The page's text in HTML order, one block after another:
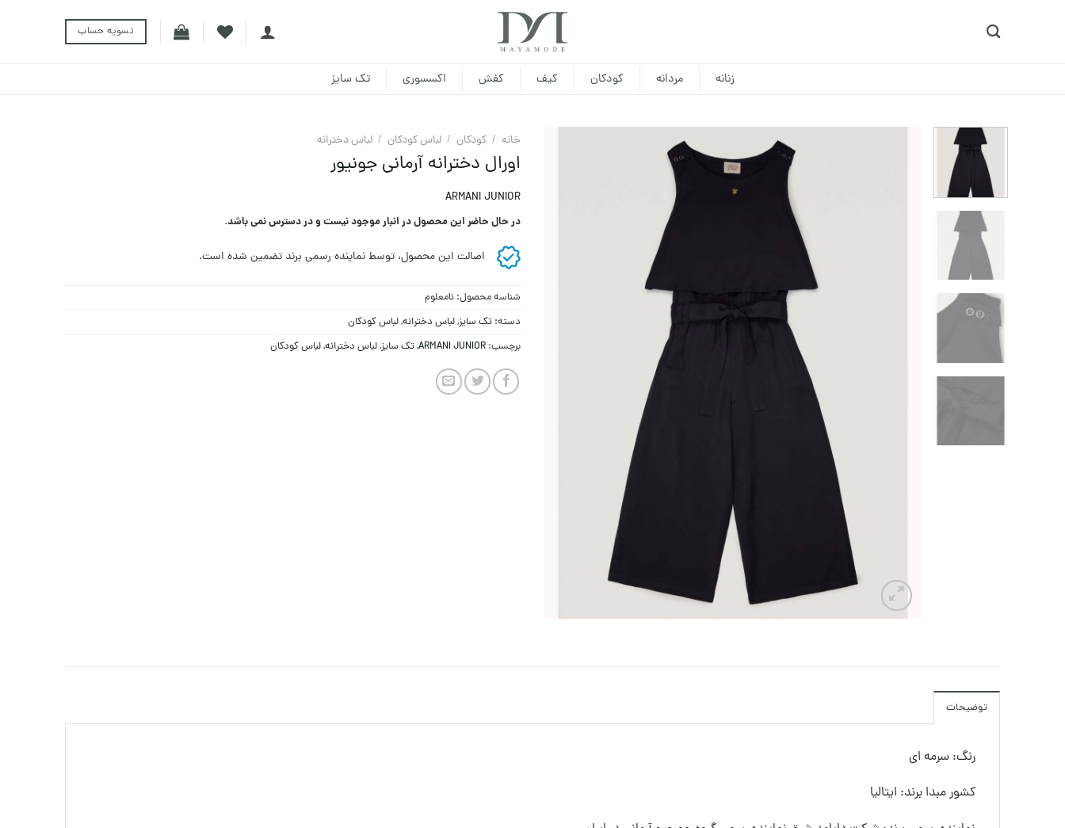
تسویه حساب
زنانه مردانه کودکان کیف کفش اکسسوری تک سایز
خانه / کودکان / لباس کودکان / لباس دخترانه
اورال دخترانه آرمانی جونیور
ARMANI JUNIOR
در حال حاضر این محصول در انبار موجود نیست و در دسترس نمی باشد.
اصالت این محصول، توسط نماینده رسمی برند تضمین شده است.
شناسه محصول: نامعلوم
دسته: تک سایز,لباس دخترانه,لباس کودکان
برچسب: ARMANI JUNIOR
,تک سایز,لباس دخترانه,لباس کودکان
توضیحات
رنگ: سرمه ای
کشور مبدا برند: ایتالیا